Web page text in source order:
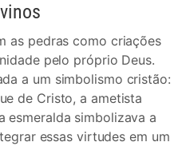
as pedras como criações
pelo próprio Deus.
a um simbolismo cristão:
de Cristo, a ametista
esmeralda simbolizava a
essas virtudes em um